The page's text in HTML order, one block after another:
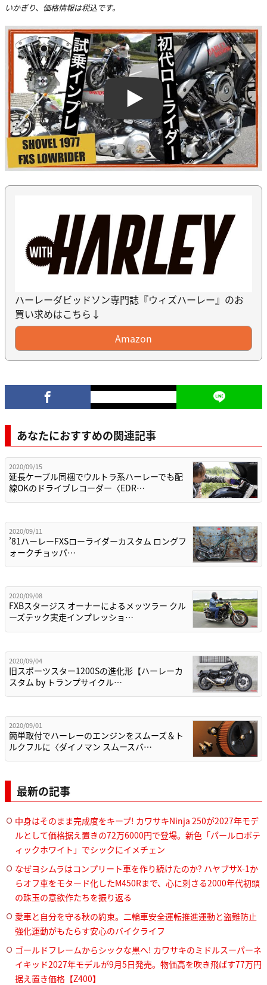
いかぎり、価格情報は税込です。
Play
ハーレーダビッドソン専門誌『ウィズハーレー』のお
買い求めはこちら↓
Amazon
あなたにおすすめの関連記事
2020/09/15
延長ケーブル同梱でウルトラ系ハーレーでも配
線OKのドライブレコーダー〈EDR…
2020/09/11
’81ハーレーFXSローライダーカスタム ロングフ
ォークチョッパ…
2020/09/08
FXBスタージス オーナーによるメッツラー クル
ーズテック実走インプレッショ…
2020/09/04
旧スポーツスター1200Sの進化形【ハーレーカ
スタム by トランプサイクル…
2020/09/01
簡単取付でハーレーのエンジンをスムーズ＆ト
ルクフルに〈ダイノマン スムースバ…
最新の記事
中身はそのまま完成度をキープ! カワサキNinja 250が2027年モデ
ルとして価格据え置きの72万6000円で登場。新色「パールロボテ
ィックホワイト」でシックにイメチェン
なぜヨシムラはコンプリート車を作り続けたのか? ハヤブサX-1か
らオフ車をモタード化したM450Rまで、心に刺さる2000年代初頭
の珠玉の意欲作たちを振り返る
愛車と自分を守る秋の約束。二輪車安全運転推進運動と盗難防止
強化運動がもたらす安心のバイクライフ
ゴールドフレームからシックな黒へ! カワサキのミドルスーパーネ
イキッド2027年モデルが9月5日発売。物価高を吹き飛ばす77万円
据え置き価格【Z400】